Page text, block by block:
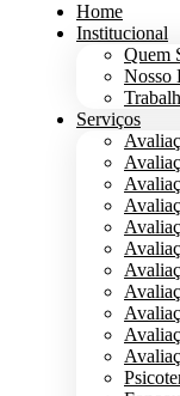
Home
Institucional
Quem
Nosso
Serviços